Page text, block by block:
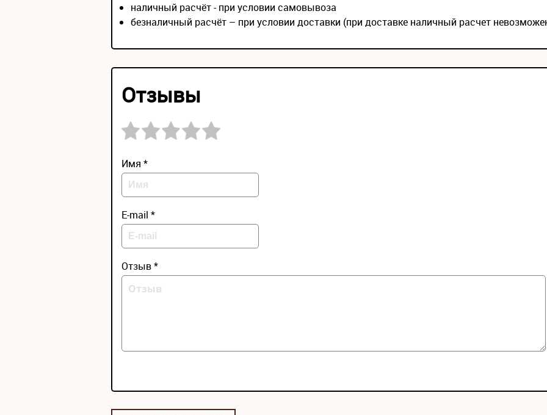
наличный расчёт - при условии самовывоза
безналичный расчёт – при условии доставки (при доставке наличный расчет
Отзывы
Имя *
E-mail *
Отзыв *